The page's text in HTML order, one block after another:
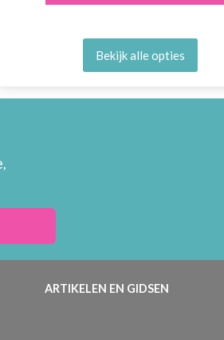
Bekijk alle opties
ARTIKELEN EN GIDSEN